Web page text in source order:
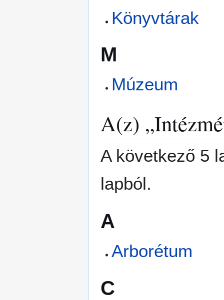
Könyvtárak
M
Múzeum
A(z)
A következő 5
lapból.
A
Arborétum
C